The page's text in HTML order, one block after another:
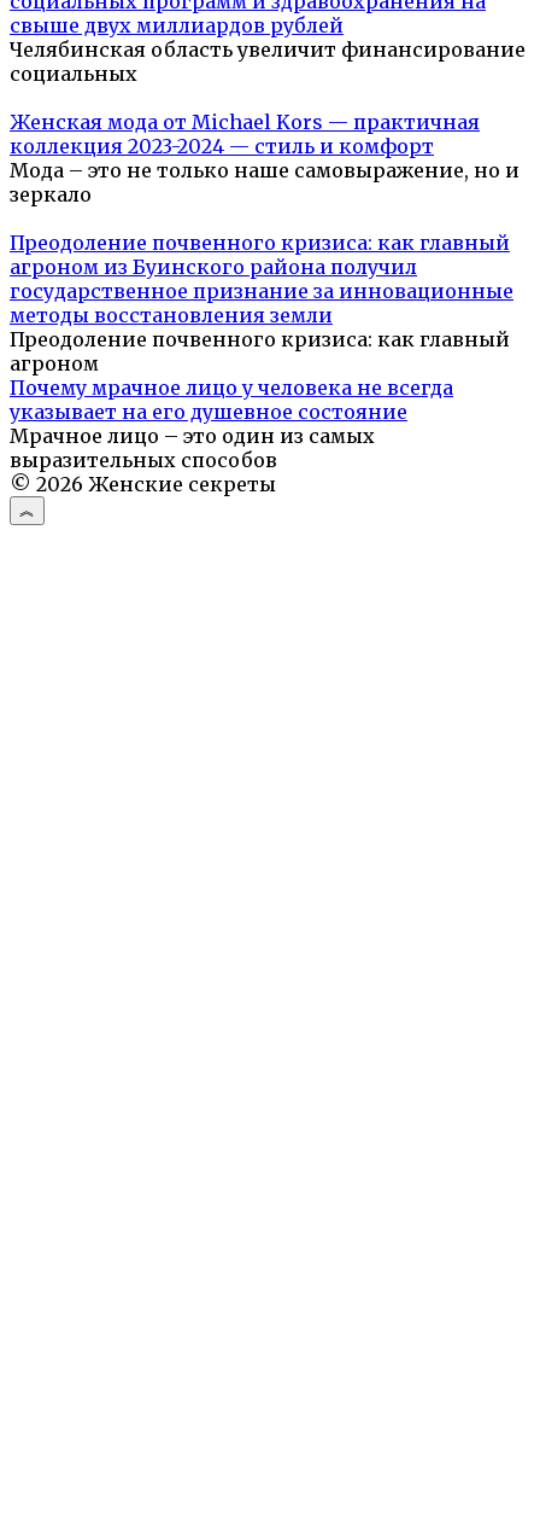
свыше двух миллиардов рублей
Челябинская область увеличит финансирование
социальных
Женская мода от Michael Kors — практичная
коллекция 2023-2024 — стиль и комфорт
Мода – это не только наше самовыражение, но и
зеркало
Преодоление почвенного кризиса: как главный
агроном из Буинского района получил
государственное признание за инновационные
методы восстановления земли
Преодоление почвенного кризиса: как главный
агроном
Почему мрачное лицо у человека не всегда
указывает на его душевное состояние
Мрачное лицо – это один из самых
выразительных способов
© 2026 Женские секреты